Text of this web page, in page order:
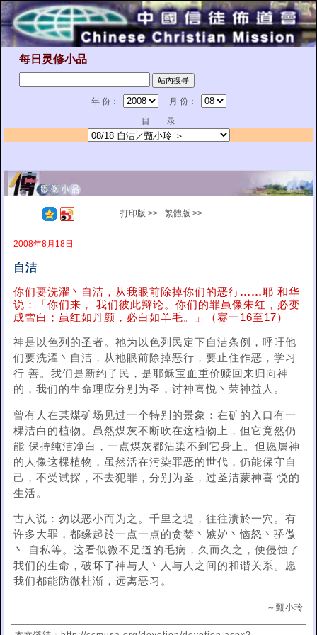
每日灵修小品
年 份：
月 份：
目 录
打印版 >> 繁體版 >>
2008年8月18日
自洁
你们要洗濯丶自洁，从我眼前除掉你们的恶行……耶 和华
说：「你们来， 我们彼此辩论。你们的罪虽像朱红，必变
成雪白；虽红如丹颜，必白如羊毛。」（赛一16至17）
神是以色列的圣者。祂为以色列民定下自洁条例，呼吁他
们要洗濯丶自洁，从祂眼前除掉恶行，要止住作恶，学习
行 善。我们是新约子民，是耶稣宝血重价赎回来归向神
的，我们的生命理应分别为圣，讨神喜悦丶荣神益人。
曾有人在某煤矿场见过一个特别的景象：在矿的入口有一
棵洁白的植物。虽然煤灰不断吹在这植物上，但它竟然仍
能 保持纯洁净白，一点煤灰都沾染不到它身上。但愿属神
的人像这棵植物，虽然活在污染罪恶的世代，仍能保守自
己，不受试探，不去犯罪，分别为圣，过圣洁蒙神喜 悦的
生活。
古人说：勿以恶小而为之。千里之堤，往往溃於一穴。有
许多大罪，都缘起於一点一点的贪婪丶嫉妒丶恼怒丶骄傲
丶 自私等。这看似微不足道的毛病，久而久之，便侵蚀了
我们的生命，破坏了神与人丶人与人之间的和谐关系。愿
我们都能防微杜渐，远离恶习。
～甄小玲